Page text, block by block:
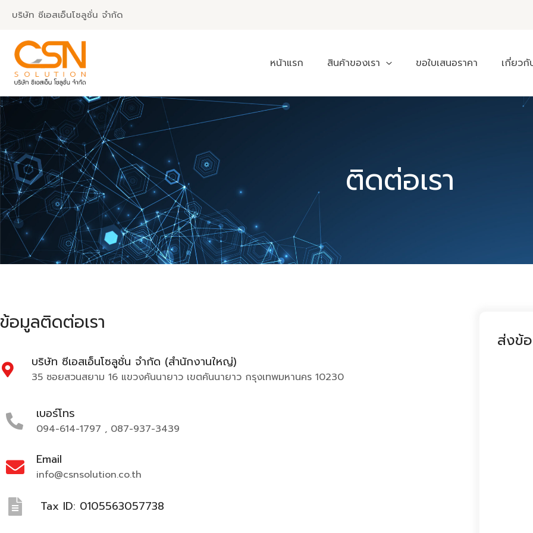
content
บริษัท ซีเอสเอ็นโซลูชั่น จำกัด
หน้าแรก สินค้าของเรา ขอใบเสนอราคา เกี่ยวกั
ติดต่อเรา
ข้อมูลติดต่อเรา
บริษัท ซีเอสเอ็นโซลูชั่น จำกัด (สำนักงานใหญ่)
35 ซอยสวนสยาม 16 แขวงคันนายาว เขตคันนายาว กรุงเทพมหานคร 10230
เบอร์โทร
094-614-1797 , 087-937-3439
Email
info@csnsolution.co.th
Tax ID: 0105563057738
ส่งข้